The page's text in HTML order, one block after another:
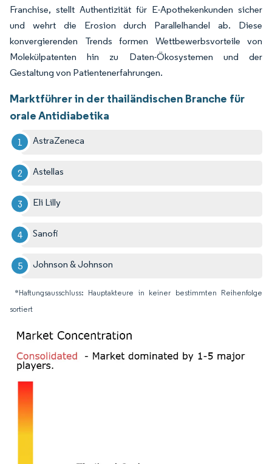
Franchise, stellt Authentizität für E-Apothekenkunden sicher
und wehrt die Erosion durch Parallelhandel ab. Diese
konvergierenden Trends formen Wettbewerbsvorteile von
Molekülpatenten hin zu Daten-Ökosystemen und der
Gestaltung von Patientenerfahrungen.
Marktführer in der thailändischen Branche für
orale Antidiabetika
AstraZeneca
Astellas
Eli Lilly
Sanofi
Johnson & Johnson
*Haftungsausschluss: Hauptakteure in keiner bestimmten Reihenfolge
sortiert